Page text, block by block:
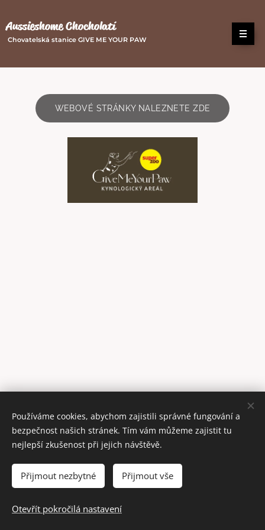
Aussieshome Chocholatí
Chovatelská stanice GIVE ME YOUR PAW
WEBOVÉ STRÁNKY NALEZNETE ZDE
Give Me Your Paw| © 2024
Vytvořeno službouWebnode Cookies
Čeština
Používáme cookies, abychom zajistili správné fungování a
bezpečnost našich stránek. Tím vám můžeme zajistit tu
nejlepší zkušenost při jejich návštěvě.
Přijmout nezbytné Přijmout vše
Otevřít pokročilá nastavení